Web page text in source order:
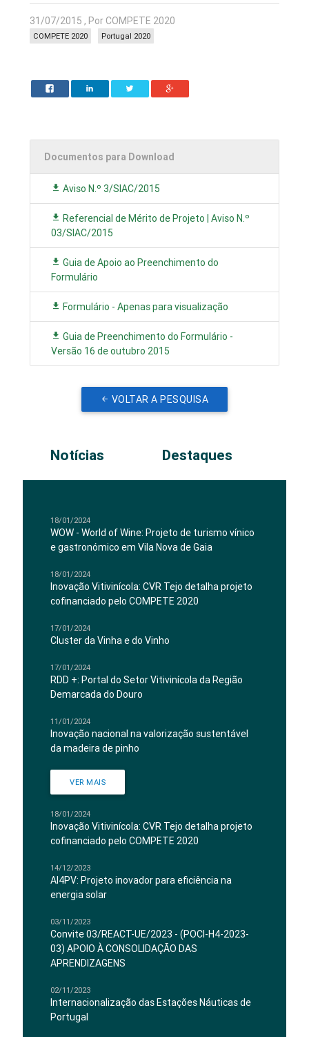
31/07/2015 , Por COMPETE 2020
Portugal 2020
COMPETE 2020
Documentos para Download
Aviso N.º 3/SIAC/2015
Referencial de Mérito de Projeto | Aviso N.º
03/SIAC/2015
Guia de Apoio ao Preenchimento do
Formulário
Formulário - Apenas para visualização
Guia de Preenchimento do Formulário -
Versão 16 de outubro 2015
VOLTAR A PESQUISA
Notícias Destaques
18/01/2024
WOW - World of Wine: Projeto de turismo vínico
e gastronómico em Vila Nova de Gaia
18/01/2024
Inovação Vitivinícola: CVR Tejo detalha projeto
cofinanciado pelo COMPETE 2020
17/01/2024
Cluster da Vinha e do Vinho
17/01/2024
RDD +: Portal do Setor Vitivinícola da Região
Demarcada do Douro
11/01/2024
Inovação nacional na valorização sustentável
da madeira de pinho
VER MAIS
18/01/2024
Inovação Vitivinícola: CVR Tejo detalha projeto
cofinanciado pelo COMPETE 2020
14/12/2023
AI4PV: Projeto inovador para eficiência na
energia solar
03/11/2023
Convite 03/REACT-UE/2023 - (POCI-H4-2023-
03) APOIO À CONSOLIDAÇÃO DAS
APRENDIZAGENS
02/11/2023
Internacionalização das Estações Náuticas de
Portugal